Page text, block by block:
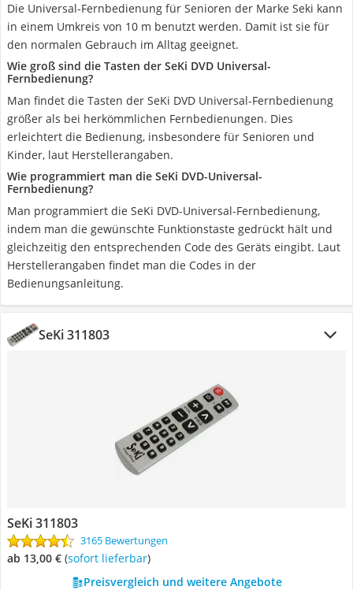
Die Universal-Fernbedienung für Senioren der Marke Seki kann
in einem Umkreis von 10 m benutzt werden. Damit ist sie für
den normalen Gebrauch im Alltag geeignet.
Wie groß sind die Tasten der SeKi DVD Universal-
Fernbedienung?
Man findet die Tasten der SeKi DVD Universal-Fernbedienung
größer als bei herkömmlichen Fernbedienungen. Dies
erleichtert die Bedienung, insbesondere für Senioren und
Kinder, laut Herstellerangaben.
Wie programmiert man die SeKi DVD-Universal-
Fernbedienung?
Man programmiert die SeKi DVD-Universal-Fernbedienung,
indem man die gewünschte Funktionstaste gedrückt hält und
gleichzeitig den entsprechenden Code des Geräts eingibt. Laut
Herstellerangaben findet man die Codes in der
Bedienungsanleitung.
SeKi 311803
SeKi 311803
3165 Bewertungen
ab 13,00 € ( Sofort lieferbar)
Preisvergleich und weitere Angebote